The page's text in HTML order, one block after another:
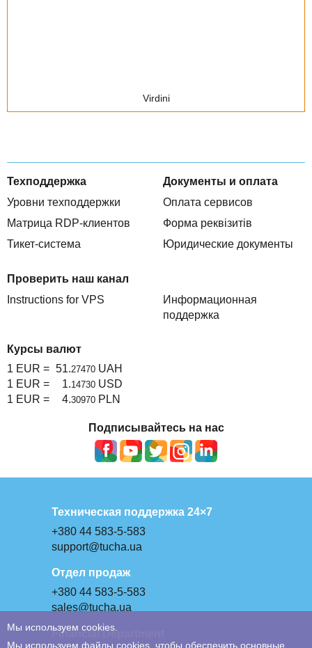
Virdini
Техподдержка
Уровни техподдержки
Матрица RDP-клиентов
Тикет-система
Документы и оплата
Оплата сервисов
Форма реквізитів
Юридические документы
Проверить наш канал
Instructions for VPS
Информационная
поддержка
Курсы валют
1 EUR = 51.27470 UAH
1 EUR =
1.14730 USD
1 EUR =
4.30970 PLN
Подписывайтесь на нас
Техническая поддержка 24×7
+380 44 583-5-583
support@tucha.ua
Отдел продаж
+380 44 583-5-583
sales@tucha.ua
Financial Department
Мы используем cookies.
Мы используем файлы cookies, чтобы обеспечить основные